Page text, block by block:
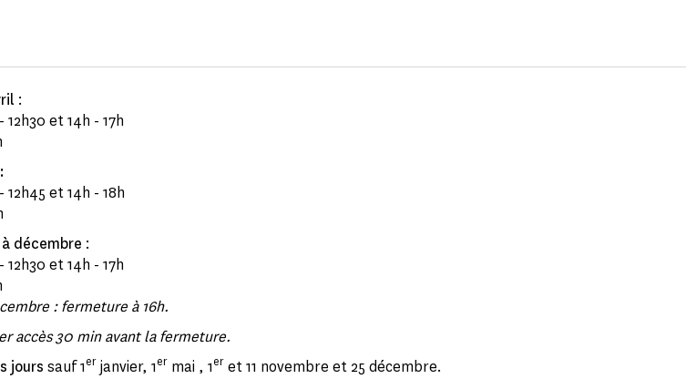
:
et 14h - 17h
12h45 et 14h - 18h
décembre :
et 14h - 17h
: fermeture à 16h.
accès 30 min avant la fermeture.
jourssauf 1er janvier, 1er mai , 1er et 11 novembre et 25 décembre.